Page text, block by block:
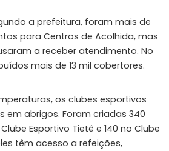
a prefeitura, foram mais de
para Centros de Acolhida, mas
a receber atendimento. No
mais de 13 mil cobertores.
os clubes esportivos
abrigos. Foram criadas 340
Esportivo Tietê e 140 no Clube
têm acesso a refeições,